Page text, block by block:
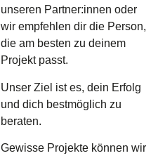
unseren Partner:innen oder
wir empfehlen dir die Person,
die am besten zu deinem
Projekt passt.
Unser Ziel ist es, dein Erfolg
und dich bestmöglich zu
beraten.
Gewisse Projekte können wir